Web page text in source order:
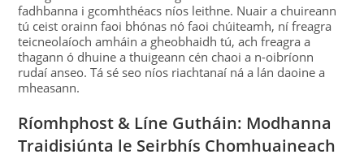
fadhbanna i gcomhthéacs níos leithne. Nuair a chuireann
tú ceist orainn faoi bhónas nó faoi chúiteamh, ní freagra
teicneolaíoch amháin a gheobhaidh tú, ach freagra a
thagann ó dhuine a thuigeann cén chaoi a n-oibríonn
rudaí anseo. Tá sé seo níos riachtanaí ná a lán daoine a
mheasann.
Ríomhphost & Líne Gutháin: Modhanna
Traidisiúnta le Seirbhís Chomhuaineach